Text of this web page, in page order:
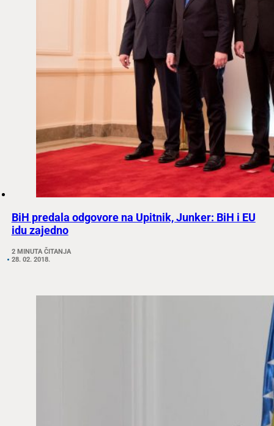
BiH predala odgovore na Upitnik, Junker: BiH i EU
idu zajedno
2 MINUTA ČITANJA
28. 02. 2018.